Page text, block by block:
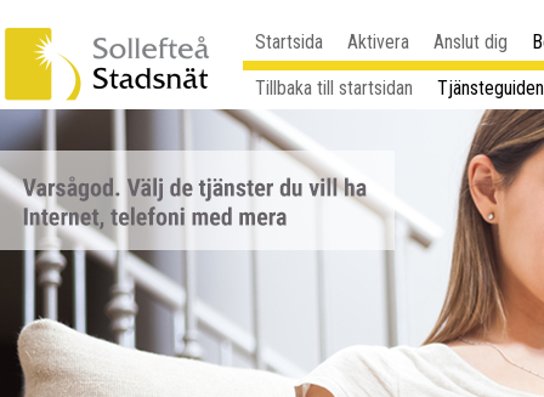
Startsida Aktivera Anslut dig
Tillbaka till startsidan
Tjänsteguiden